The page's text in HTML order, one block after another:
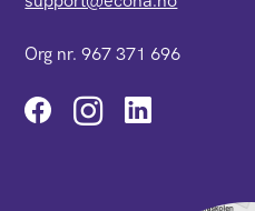
Org nr. 967 371 696
Instagram